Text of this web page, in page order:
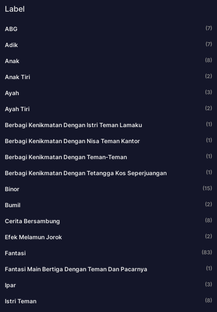
Label
ABG (7)
Adik (7)
Anak (8)
Anak Tiri (2)
Ayah (3)
Ayah Tiri (2)
Berbagi Kenikmatan Dengan Istri Teman Lamaku (1)
Berbagi Kenikmatan Dengan Nisa Teman Kantor (1)
Berbagi Kenikmatan Dengan Teman-Teman (1)
Berbagi Kenikmatan Dengan Tetangga Kos Seperjuangan (1)
Binor (15)
Bumil (2)
Cerita Bersambung (8)
Efek Melamun Jorok (2)
Fantasi (83)
Fantasi Main Bertiga Dengan Teman Dan Pacarnya (1)
Ipar (3)
Istri Teman (8)